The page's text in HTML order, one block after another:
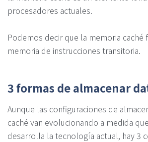
procesadores actuales.
Podemos decir que la memoria caché
memoria de instrucciones transitoria.
3 formas de almacenar
Aunque las configuraciones de
caché van evolucionando a medida
desarrolla la tecnología actual, hay 3